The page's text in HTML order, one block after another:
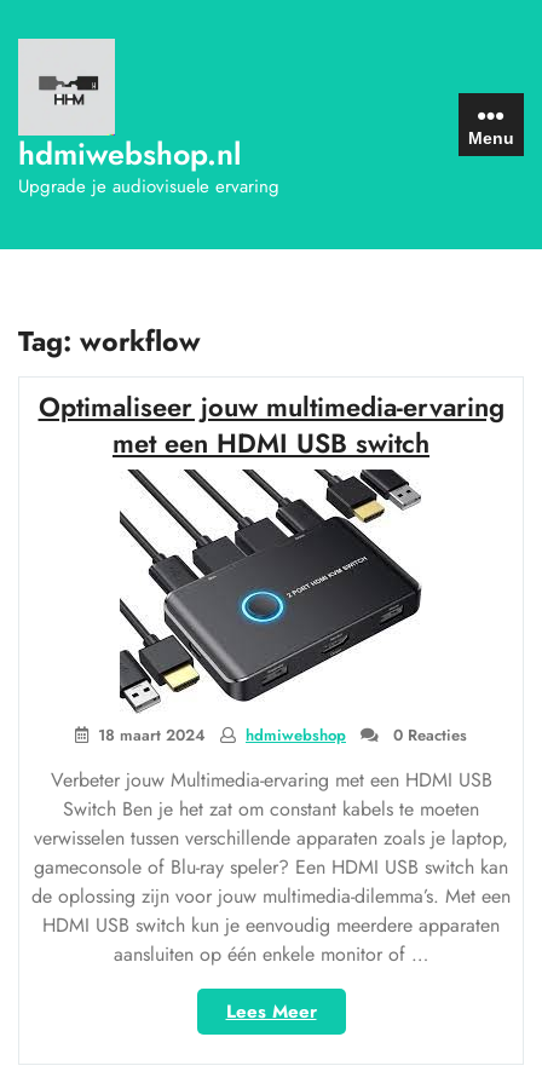
naar
inhoud
hdmiwebshop.nl
Upgrade je audiovisuele ervaring
Menu
Tag: workflow
Optimaliseer jouw multimedia-ervaring
met een HDMI USB switch
18 maart 2024 hdmiwebshop 0 Reacties
Verbeter jouw Multimedia-ervaring met een HDMI USB
Switch Ben je het zat om constant kabels te moeten
verwisselen tussen verschillende apparaten zoals je laptop,
gameconsole of Blu-ray speler? Een HDMI USB switch kan
de oplossing zijn voor jouw multimedia-dilemma’s. Met een
HDMI USB switch kun je eenvoudig meerdere apparaten
aansluiten op één enkele monitor of …
Lees Meer“Optimaliseer
jouw
multimedia-